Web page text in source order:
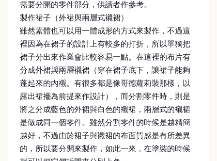
需要分開的零件部分，供讀者作參考。
製作裙子（外裙與兩層式襯裙）
雖然素體也可以用一體成形的方式來製作，不過這
裡因為在裙子的設計上有較多的打折，所以單獨把
裙子分出來作業會比較容易一點。在這裡的布片有
分成外裙與兩層襯裙（穿在裙子底下，讓裙子能夠
蓬起來的內襯。有很多都是像哥德蘿莉裝那樣，以
露出裙襬為前提來作設計），而分割零件時，則是
將之分成藍色的外裙與白色的襯裙，兩層式的襯裙
是做成同一個零件。雖然分割零件的時候是越精簡
越好，不過由於裙子與襯裙的布面質感是有所差異
的，所以要分開來製作，如此一來，在塗裝的時候